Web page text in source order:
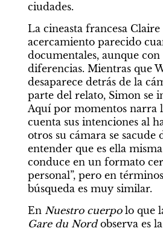
ciudades.
La cineasta francesa
acercamiento parecido
documentales, aunque con
diferencias. Mientras que
desaparece detrás de la
parte del relato, Simon se
Aquí por momentos narra
cuenta sus intenciones al
otros su cámara se sacude
entender que es ella
conduce en un formato
personal”, pero en
búsqueda es muy similar.
En Nuestro cuerpo
Gare du Nord observa es